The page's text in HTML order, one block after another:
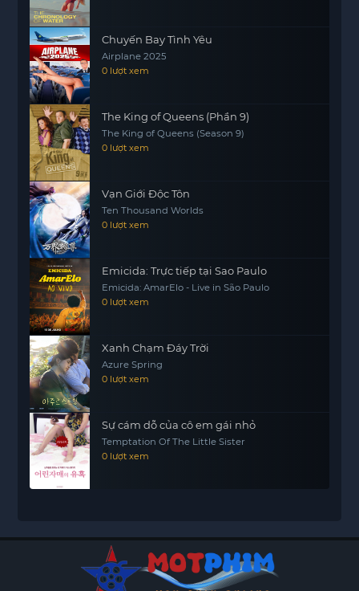
Chuyến Bay Tình Yêu
Airplane 2025
0 lượt xem
The King of Queens (Phần 9)
The King of Queens (Season 9)
0 lượt xem
Vạn Giới Độc Tôn
Ten Thousand Worlds
0 lượt xem
Emicida: Trực tiếp tại Sao Paulo
Emicida: AmarElo - Live in São Paulo
0 lượt xem
Xanh Chạm Đáy Trời
Azure Spring
0 lượt xem
Sự cám dỗ của cô em gái nhỏ
Temptation Of The Little Sister
0 lượt xem